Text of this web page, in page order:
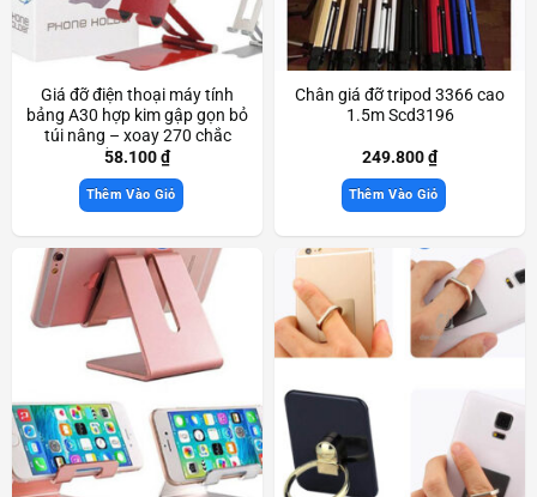
Giá đỡ điện thoại máy tính
bảng A30 hợp kim gập gọn bỏ
túi nâng – xoay 270 chắc
chắn Scd3233
58.100₫
Thêm Vào Giỏ
Chân giá đỡ tripod 3366 cao
1.5m Scd3196
249.800₫
Thêm Vào Giỏ